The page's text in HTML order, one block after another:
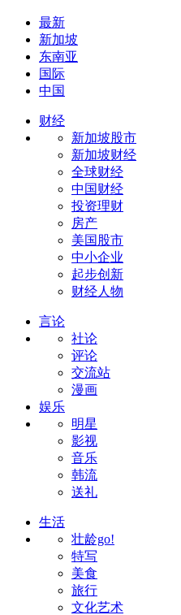
最新
新加坡
东南亚
国际
中国
财经
新加坡股市
新加坡财经
全球财经
中国财经
投资理财
房产
美国股市
中小企业
起步创新
财经人物
言论
社论
评论
交流站
漫画
娱乐
明星
影视
音乐
韩流
送礼
生活
壮龄go!
特写
美食
旅行
文化艺术